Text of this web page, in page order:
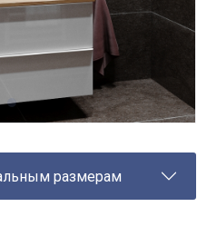
размерам